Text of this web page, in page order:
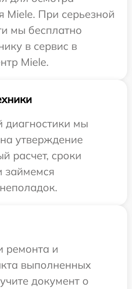
Miele. При серьезной
мы бесплатно
в сервис в
Miele.
диагностики мы
утверждение
расчет, сроки
займемся
ремонта и
выполненных
документ о